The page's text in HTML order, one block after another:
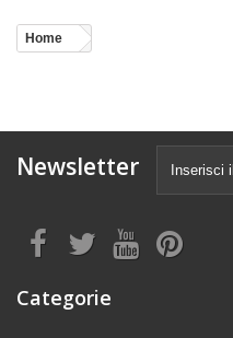
Home
Newsletter
Categorie